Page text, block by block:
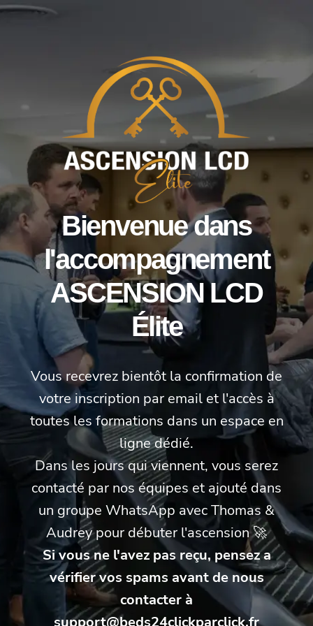
Bienvenue dans
l'accompagnement
ASCENSION LCD
Élite
Vous recevrez bientôt la confirmation de
votre inscription par email et l'accès à
toutes les formations dans un espace en
ligne dédié.
Dans les jours qui viennent, vous serez
contacté par nos équipes et ajouté dans
un groupe WhatsApp avec Thomas &
Audrey pour débuter l'ascension 🚀
Si vous ne l'avez pas reçu, pensez a
vérifier vos spams avant de nous
contacter à
support@beds24clickparclick.fr